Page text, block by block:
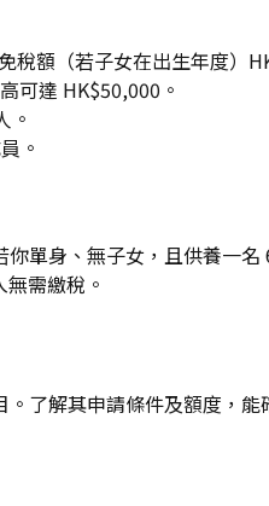
稅額（若子女在出生年度）
可達 HK$50,000。
。
。
單身、無子女，且供養一
需繳稅。
了解其申請條件及額度，能